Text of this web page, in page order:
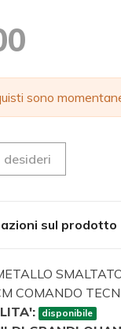
sono
desideri
sul prodotto
COMANDO
disponibile